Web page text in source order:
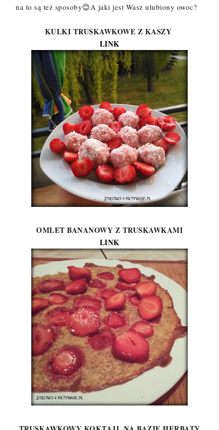
na to są też sposoby😊A jaki jest Wasz ulubiony owoc?
KULKI TRUSKAWKOWE Z KASZY
LINK
OMLET BANANOWY Z TRUSKAWKAMI
LINK